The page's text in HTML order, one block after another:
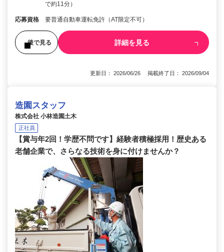
で約11分）
応募資格 要普通自動車運転免許（AT限定不可）
後で見る 詳細を見る
更新日： 2026/06/26 掲載終了日： 2026/09/04
造園スタッフ
株式会社 小林造園土木
正社員
【賞与年2回！学歴不問です】経験者積極採用！歴史ある
老舗企業で、さらなる技術を身に付けませんか？